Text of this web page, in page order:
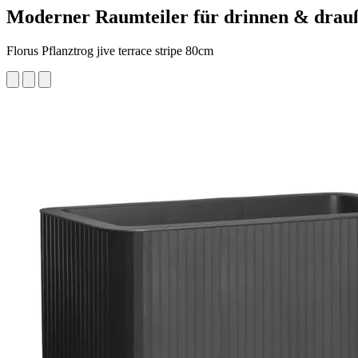
Moderner Raumteiler für drinnen &
Florus Pflanztrog jive terrace stripe 80cm